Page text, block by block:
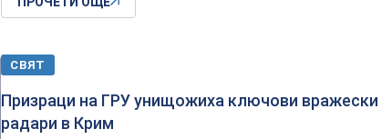
СВЯТ
Призраци на ГРУ унищожиха ключови вражески
радари в Крим